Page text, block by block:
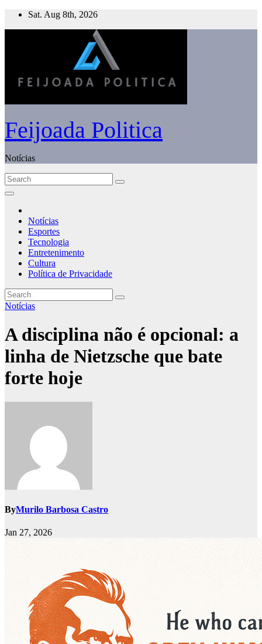
Skip
Sat. Aug 8th, 2026
Feijoada Politica
Notícias
Notícias
Esportes
Tecnologia
Entretenimento
Cultura
Política de Privacidade
Notícias
A disciplina não é opcional: a
linha de Nietzsche que bate
forte hoje
ByMurilo Barbosa Castro
Jan 27, 2026